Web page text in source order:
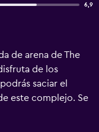
6,9
de arena de The
de los
saciar el
este complejo. Se
The Ritz-Carlton
con